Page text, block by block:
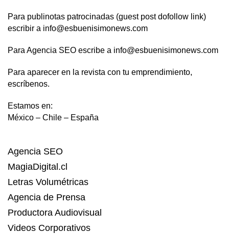
Para publinotas patrocinadas (guest post dofollow link)
escribir a info@esbuenisimonews.com
Para Agencia SEO escribe a info@esbuenisimonews.com
Para aparecer en la revista con tu emprendimiento,
escríbenos.
Estamos en:
México – Chile – España
Agencia SEO
MagiaDigital.cl
Letras Volumétricas
Agencia de Prensa
Productora Audiovisual
Videos Corporativos